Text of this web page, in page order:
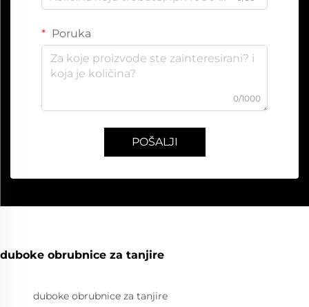
Poruka
0/1000
POŠALJI
duboke obrubnice za tanjire
duboke obrubnice za tanjire